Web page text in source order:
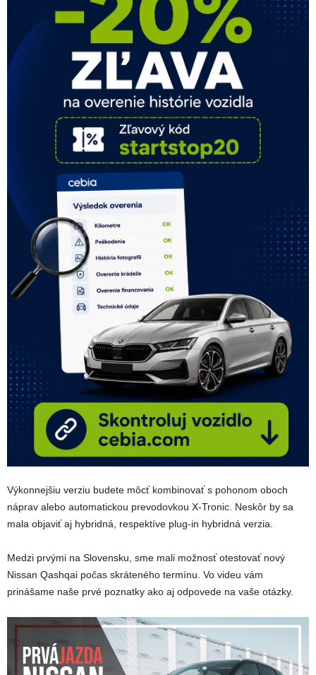
Výkonnejšiu verziu budete môcť kombinovať s pohonom oboch
náprav alebo automatickou prevodovkou X-Tronic. Neskôr by sa
mala objaviť aj hybridná, respektíve plug-in hybridná verzia.
Medzi prvými na Slovensku, sme mali možnosť otestovať nový
Nissan Qashqai počas skráteného termínu. Vo videu vám
prinášame naše prvé poznatky ako aj odpovede na vaše otázky.